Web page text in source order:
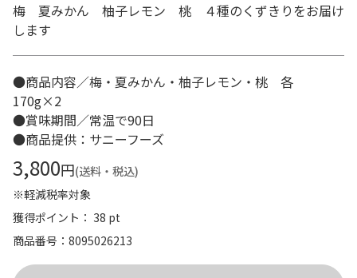
梅 夏みかん 柚子レモン 桃 ４種のくずきりをお届け
します
●商品内容／梅・夏みかん・柚子レモン・桃 各
170g×2
●賞味期間／常温で90日
●商品提供：サニーフーズ
3,800円(送料・税込)
※軽減税率対象
獲得ポイント： 38 pt
商品番号
8095026213